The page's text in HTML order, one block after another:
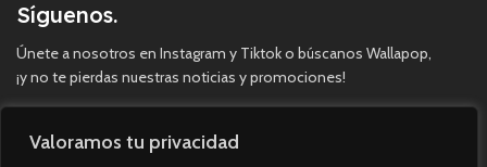
Valoramos tu privacidad
Síguenos.
Únete a nosotros en Instagram y Tiktok o búscanos Wallapop,
¡y no te pierdas nuestras noticias y promociones!